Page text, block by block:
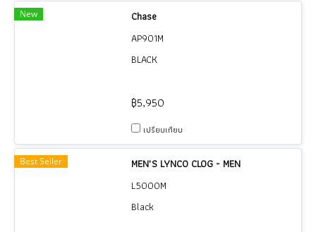
New
Chase
AP901M
BLACK
฿5,950
เปรียบเทียบ
Best Seller
MEN’S LYNCO CLOG - MEN
L5000M
Black